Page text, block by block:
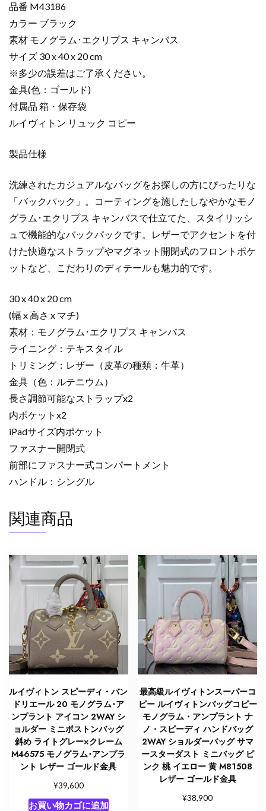
バ
ッ
ク
パ
ッ
ク
ブ
ラ
ッ
M43186
ノ
グ
ラ
ム･
エ
ク
リ
ス
キ
ャ
ン
バ
ス
ゴ
ー
ル
具
個
品番 M43186
カラー ブラック
素材 モノグラム･エクリプス キャンバス
サイズ 30 x 40 x 20 cm
※多少の誤差はご了承ください。
金具(色：ゴールド)
付属品 箱・保存袋
ルイヴィトン リュック コピー
製品仕様
洗練されたカジュアルなバッグをお探しの方にぴったりな
「バックパック」。コーティングを施したしなやかなモノ
グラム･エクリプス キャンバスで仕立てた、スタイリッシ
ュで機能的なバックパックです。レザーでアクセントを付
けた快適なストラップやマグネット開閉式のフロントポケ
ットなど、こだわりのディテールも魅力的です。
30 x 40 x 20 cm
(幅 x 高さ x マチ)
素材：モノグラム･エクリプス キャンバス
ライニング：テキスタイル
トリミング：レザー（皮革の種類：牛革）
金具（色：ルテニウム）
長さ調節可能なストラップx2
内ポケットx2
iPadサイズ内ポケット
ファスナー開閉式
前部にファスナー式コンパートメント
ハンドル：シングル
関連商品
ルイヴィトン スピーディ・バン
ドリエール 20 モノグラム･ア
ンプラント アイコン 2WAY シ
ョルダー ミニボストンバッグ
斜め ライトグレー×クレーム
M46575 モノグラム･アンプラ
ント レザー ゴールド金具
¥39,600
お買い物カゴに追加
最高級ルイヴィトンスーパーコ
ピー ルイヴィトンバッグコピー
モノグラム・アンプラント ナ
ノ・スピーディ ハンドバッグ
2WAY ショルダーバッグ サマ
ースターダスト ミニバッグ ピ
ンク 桃 イエロー 黄 M81508
レザー ゴールド金具
¥38,900